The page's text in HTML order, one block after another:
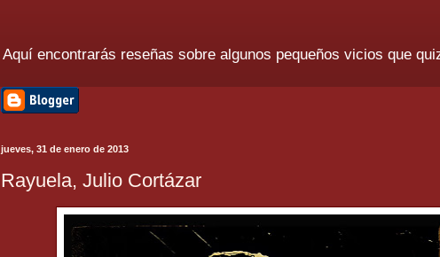
Aquí encontrarás reseñas sobre algunos pequeños vicios que
jueves, 31 de enero de 2013
Rayuela, Julio Cortázar